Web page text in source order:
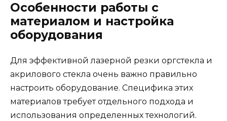
Особенности работы с
материалом и настройка
оборудования
Для эффективной лазерной резки оргстекла и
акрилового стекла очень важно правильно
настроить оборудование. Специфика этих
материалов требует отдельного подхода и
использования определенных технологий.